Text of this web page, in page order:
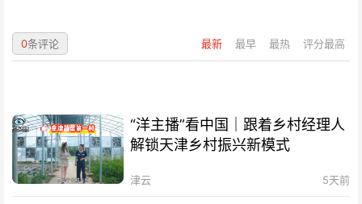
最新 最早 最热 评分最高
0条评论
“洋主播”看中国｜跟着乡村经理人
解锁天津乡村振兴新模式
津云 5天前